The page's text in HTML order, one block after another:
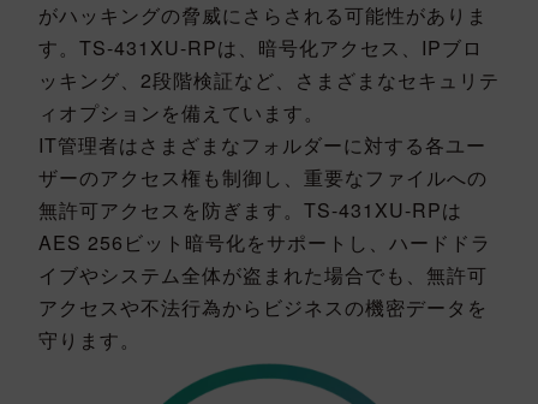
がハッキングの脅威にさらされる可能性がありま
す。TS-431XU-RPは、暗号化アクセス、IPブロ
ッキング、2段階検証など、さまざまなセキュリテ
ィオプションを備えています。
IT管理者はさまざまなフォルダーに対する各ユー
ザーのアクセス権も制御し、重要なファイルへの
無許可アクセスを防ぎます。TS-431XU-RPは
AES 256ビット暗号化をサポートし、ハードドラ
イブやシステム全体が盗まれた場合でも、無許可
アクセスや不法行為からビジネスの機密データを
守ります。